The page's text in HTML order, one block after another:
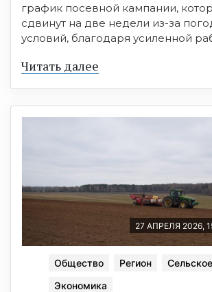
график посевной кампании,
сдвинут на две недели из-за
условий, благодаря усиленной
Читать далее
27 АПРЕЛЯ 2026,
Общество Регион
Экономика